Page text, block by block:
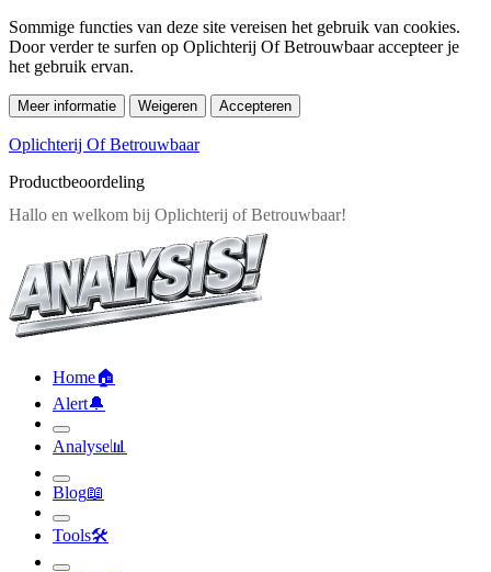
Sommige functies van deze site vereisen het gebruik van cookies.
Door verder te surfen op Oplichterij Of Betrouwbaar accepteer je
het gebruik ervan.
Meer informatie Weigeren Accepteren
Oplichterij Of Betrouwbaar
Productbeoordeling
Alert🔔︎
Analyse
Blog
Tools
Zoeken